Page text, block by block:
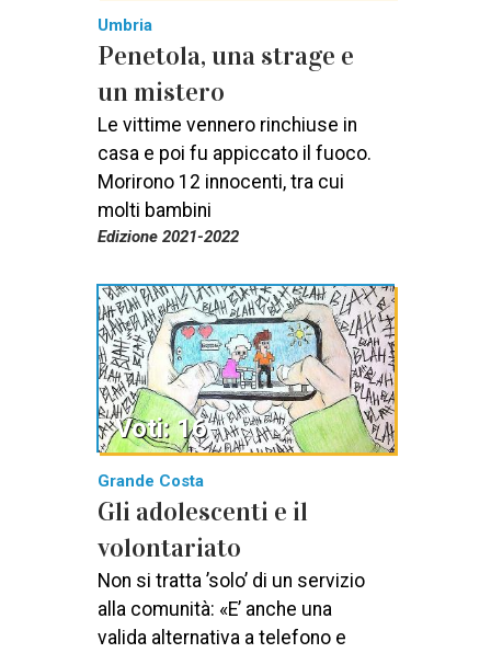
Umbria
Penetola, una strage e
un mistero
Le vittime vennero rinchiuse in
casa e poi fu appiccato il fuoco.
Morirono 12 innocenti, tra cui
molti bambini
Edizione 2021-2022
Grande Costa
Gli adolescenti e il
volontariato
Non si tratta ’solo’ di un servizio
alla comunità: «E’ anche una
valida alternativa a telefono e
Voti: 16